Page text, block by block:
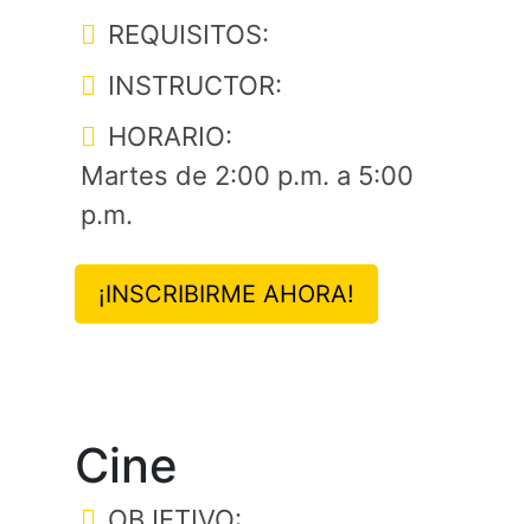
REQUISITOS:
INSTRUCTOR:
HORARIO:
Martes de 2:00 p.m. a 5:00
p.m.
¡INSCRIBIRME AHORA!
Cine